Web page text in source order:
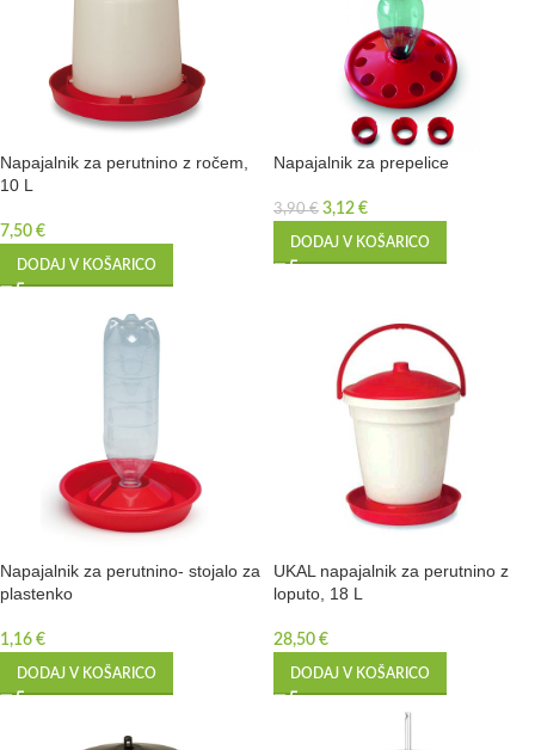
Napajalnik za perutnino z ročem,
10 L
7,50 €
DODAJ V KOŠARICO
Napajalnik za prepelice
3,90€ 3,12 €
DODAJ V KOŠARICO
Napajalnik za perutnino- stojalo za
plastenko
1,16 €
DODAJ V KOŠARICO
UKAL napajalnik za perutnino z
loputo, 18 L
28,50 €
DODAJ V KOŠARICO